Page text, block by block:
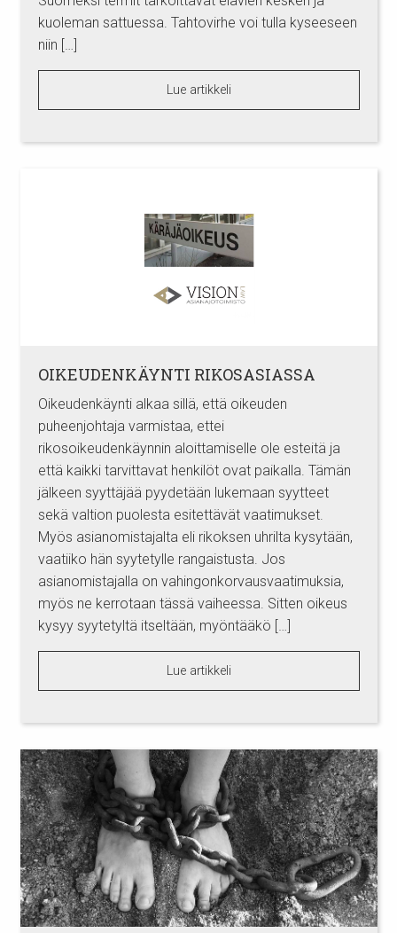
kuoleman sattuessa. Tahtovirhe voi tulla kyseeseen
niin […]
Lue artikkeli
OIKEUDENKÄYNTI RIKOSASIASSA
Oikeudenkäynti alkaa sillä, että oikeuden
puheenjohtaja varmistaa, ettei
rikosoikeudenkäynnin aloittamiselle ole esteitä ja
että kaikki tarvittavat henkilöt ovat paikalla. Tämän
jälkeen syyttäjää pyydetään lukemaan syytteet
sekä valtion puolesta esitettävät vaatimukset.
Myös asianomistajalta eli rikoksen uhrilta kysytään,
vaatiiko hän syytetylle rangaistusta. Jos
asianomistajalla on vahingonkorvausvaatimuksia,
myös ne kerrotaan tässä vaiheessa. Sitten oikeus
kysyy syytetyltä itseltään, myöntääkö […]
Lue artikkeli